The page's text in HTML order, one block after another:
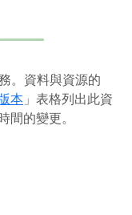
。資料與資源的
本 」表格列出此資
間的變更。